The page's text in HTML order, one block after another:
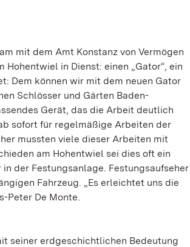
mit dem Amt Konstanz von Vermögen
in Dienst: einen „Gator“, ein
Dem können wir mit dem neuen Gator
Schlösser und Gärten Baden-
Gerät, das die Arbeit deutlich
sofort für regelmäßige Arbeiten der
mussten viele dieser Arbeiten mit
am Hohentwiel sei dies oft ein
der Festungsanlage. Festungsaufseher
Fahrzeug. „Es erleichtet uns die
Peter De Monte.
seiner erdgeschichtlichen Bedeutung